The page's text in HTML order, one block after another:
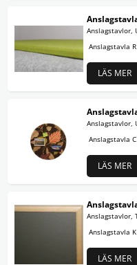
Anslagstavlor,
Anslagstavla
LÄS MER
Anslagstavlor,
Anslagstavla
LÄS MER
Anslagstavlor,
Anslagstavla
LÄS MER